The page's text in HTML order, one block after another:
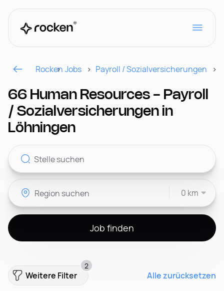
Für Arbeitgeber
Kontakt
Rocken Jobs Payroll / Sozialversicherungen
66 Human Resources - Payroll
/ Sozialversicherungen in
Löhningen
0 km
Job finden
Weitere Filter
2
Alle zurücksetzen